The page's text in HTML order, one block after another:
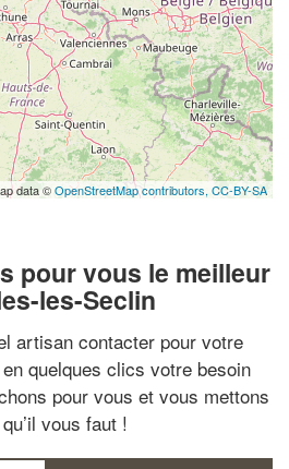
data ©OpenStreetMap contributors, CC-BY-SA
pour vous le meilleur
les-Seclin
artisan contacter pour votre
quelques clics votre besoin
pour vous et vous mettons
vous faut !